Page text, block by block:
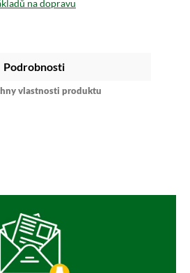
na dopravu
Podrobnosti
vlastnosti produktu